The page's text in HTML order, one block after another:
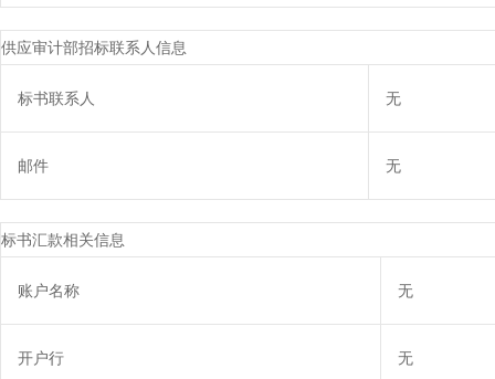
供应审计部招标联系人信息
标书联系人 无
邮件 无
标书汇款相关信息
账户名称 无
开户行 无